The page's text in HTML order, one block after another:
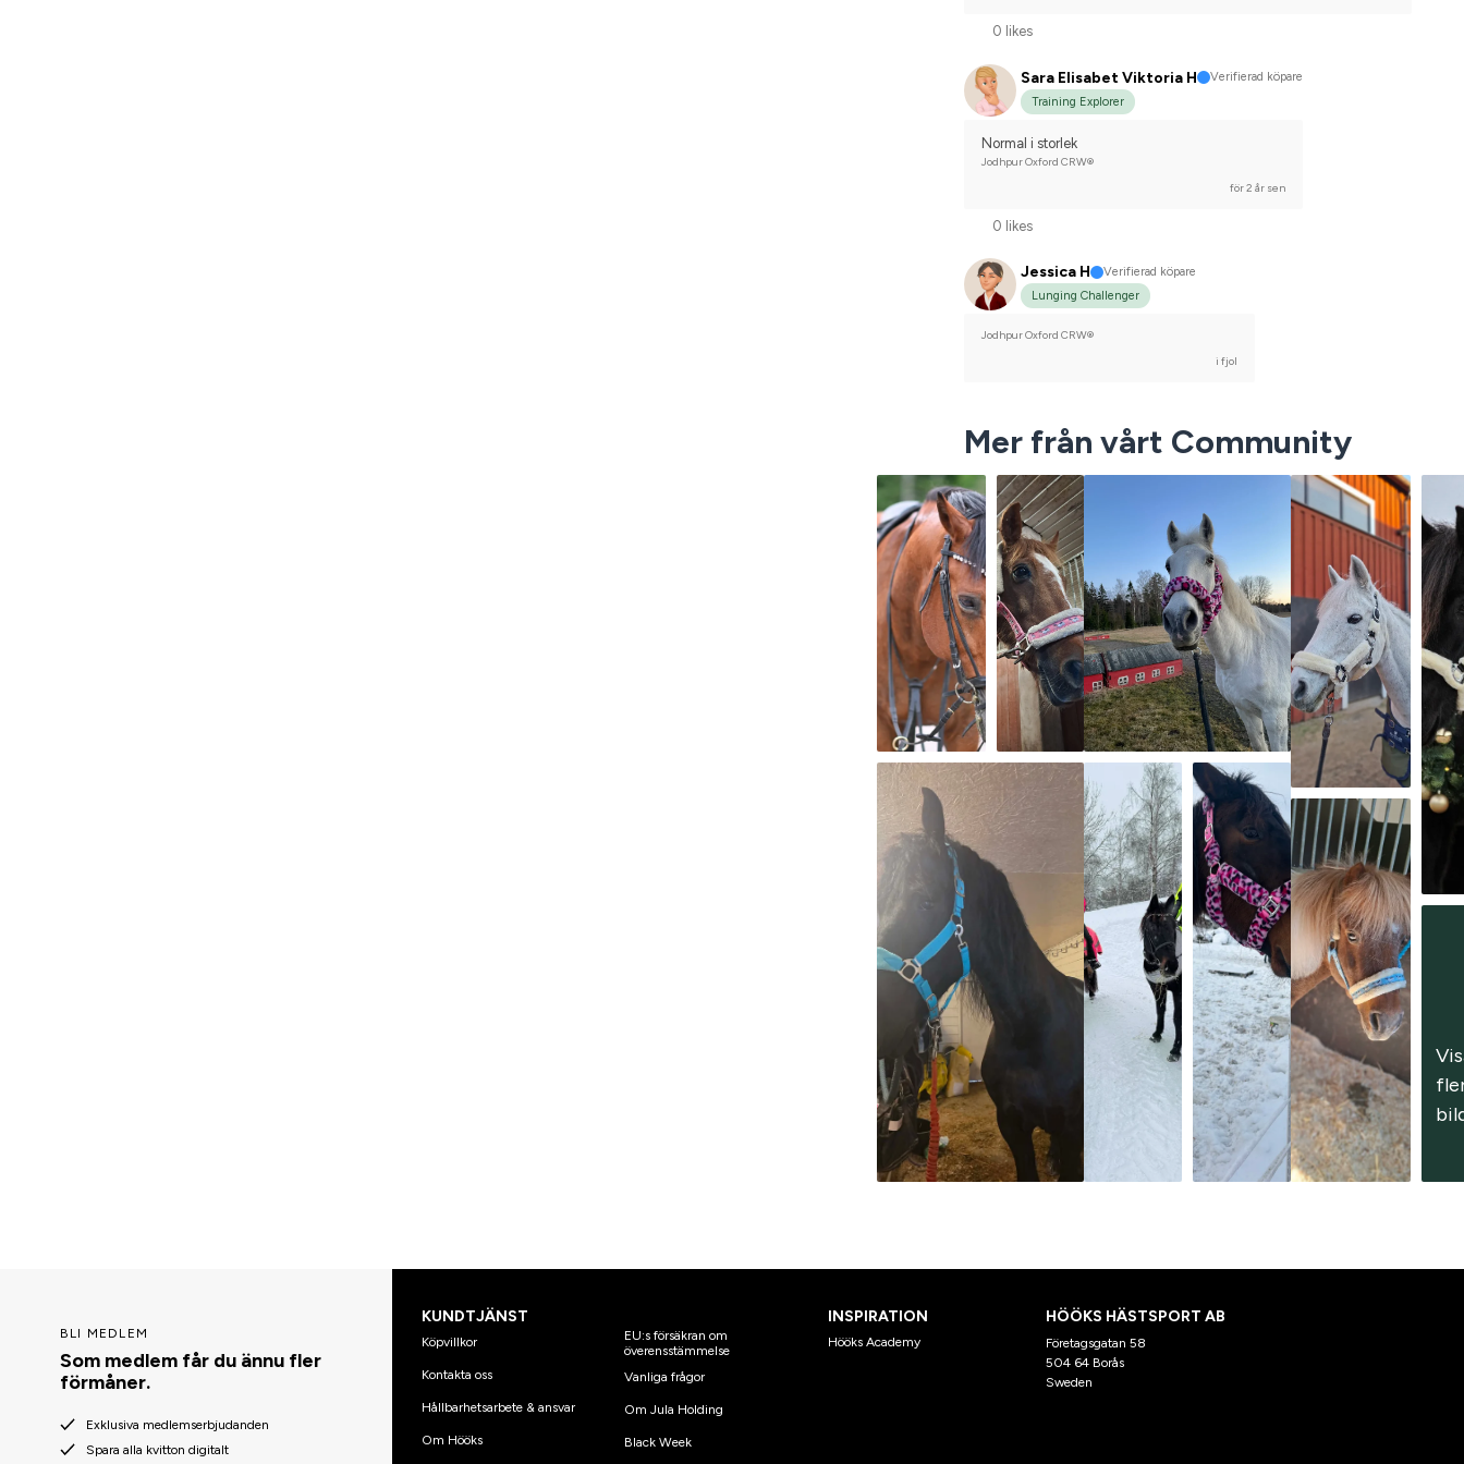
0 likes
Sara Elisabet Viktoria H
Verifierad köpare
Training Explorer
Normal i storlek
Jodhpur Oxford CRW®
för 2 år sen
0 likes
Jessica H
Verifierad köpare
Lunging Challenger
Jodhpur Oxford CRW®
i fjol
Mer från vårt Community
BLI MEDLEM
Som medlem får du ännu fler
förmåner.
Exklusiva medlemserbjudanden
Spara alla kvitton digitalt
KUNDTJÄNST
Köpvillkor
Kontakta oss
Hållbarhetsarbete & ansvar
Om Hööks
EU:s försäkran om
överensstämmelse
Vanliga frågor
Om Jula Holding
Black Week
INSPIRATION
Hööks Academy
HÖÖKS HÄSTSPORT AB
Företagsgatan 58
504 64 Borås
Sweden